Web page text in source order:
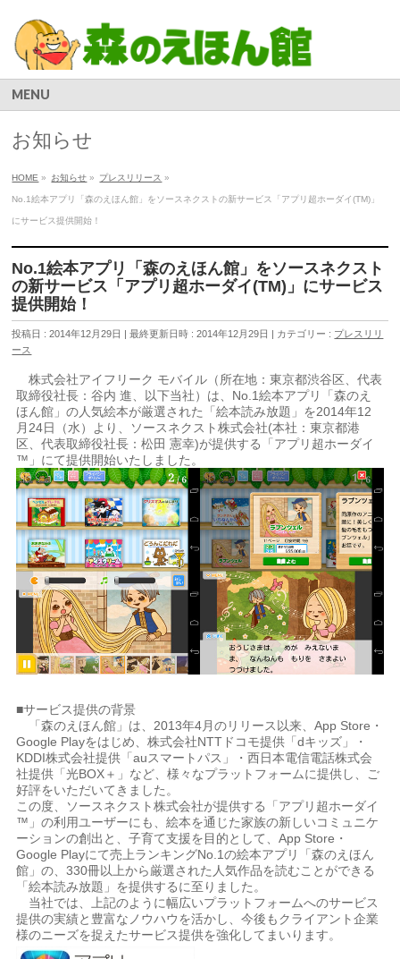
MENU
お知らせ
HOME » お知らせ » プレスリリース »
No.1絵本アプリ「森のえほん館」をソースネクストの新サービス「アプリ超ホーダイ(TM)」
にサービス提供開始！
No.1絵本アプリ「森のえほん館」をソースネクスト
の新サービス「アプリ超ホーダイ(TM)」にサービス
提供開始！
投稿日 : 2014年12月29日 最終更新日時 : 2014年12月29日 カテゴリー : プレスリリ
ース
株式会社アイフリーク モバイル（所在地：東京都渋谷区、代表
取締役社長：谷内 進、以下当社）は、No.1絵本アプリ「森のえ
ほん館」の人気絵本が厳選された「絵本読み放題」を2014年12
月24日（水）より、ソースネクスト株式会社(本社：東京都港
区、代表取締役社長：松田 憲幸)が提供する「アプリ超ホーダイ
™」にて提供開始いたしました。
■サービス提供の背景
「森のえほん館」は、2013年4月のリリース以来、App Store・
Google Playをはじめ、株式会社NTTドコモ提供「dキッズ」・
KDDI株式会社提供「auスマートパス」・西日本電信電話株式会
社提供「光BOX＋」など、様々なプラットフォームに提供し、ご
好評をいただいてきました。
この度、ソースネクスト株式会社が提供する「アプリ超ホーダイ
™」の利用ユーザーにも、絵本を通じた家族の新しいコミュニケ
ーションの創出と、子育て支援を目的として、App Store・
Google Playにて売上ランキングNo.1の絵本アプリ「森のえほん
館」の、330冊以上から厳選された人気作品を読むことができる
「絵本読み放題」を提供するに至りました。
当社では、上記のように幅広いプラットフォームへのサービス
提供の実績と豊富なノウハウを活かし、今後もクライアント企業
様のニーズを捉えたサービス提供を強化してまいります。